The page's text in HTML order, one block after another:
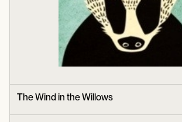
The Wind in the Willows